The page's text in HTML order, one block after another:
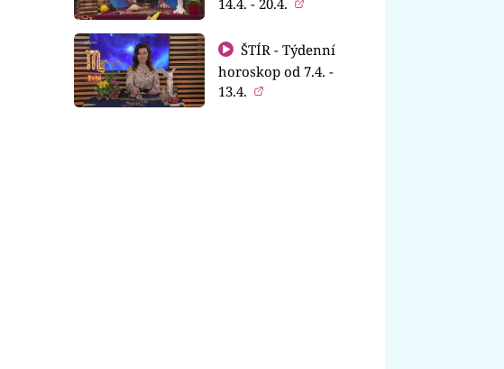
14.4. - 20.4.
ŠTÍR - Týdenní
horoskop od 7.4. -
13.4.